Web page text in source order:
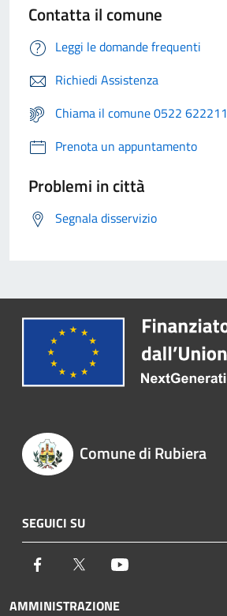
Contatta il comune
Leggi le domande frequenti
Richiedi Assistenza
Chiama il comune 0522 622211
Prenota un appuntamento
Problemi in città
Segnala disservizio
Comune di Rubiera
SEGUICI SU
Facebook Twitter
AMMINISTRAZIONE